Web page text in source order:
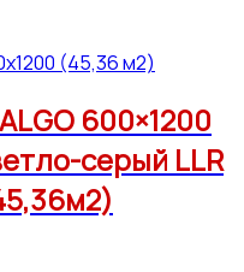
(45,36 м2)
600×1200
серый LLR